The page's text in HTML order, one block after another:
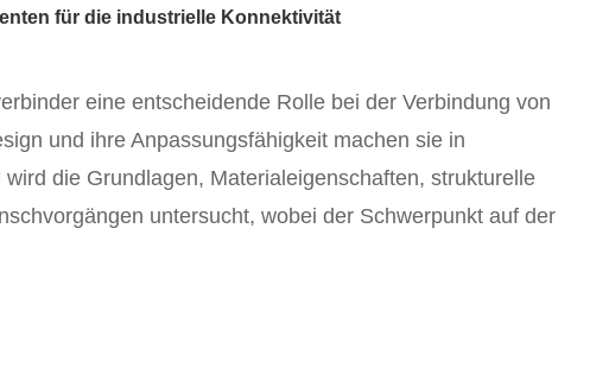
für die industrielle Konnektivität
eine entscheidende Rolle bei der Verbindung von
und ihre Anpassungsfähigkeit machen sie in
die Grundlagen, Materialeigenschaften, strukturelle
untersucht, wobei der Schwerpunkt auf der